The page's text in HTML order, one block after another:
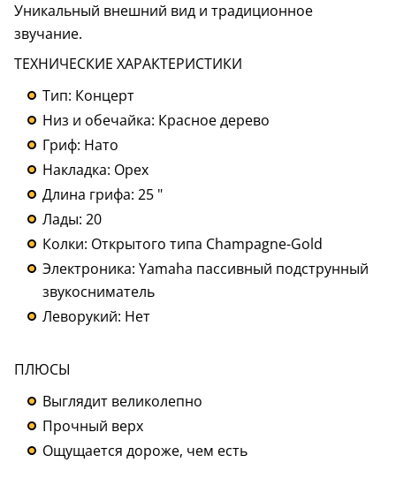
Уникальный внешний вид и традиционное
звучание.
ТЕХНИЧЕСКИЕ ХАРАКТЕРИСТИКИ
Тип: Концерт
Низ и обечайка: Красное дерево
Гриф: Нато
Накладка: Орех
Длина грифа: 25 "
Лады: 20
Колки: Открытого типа Champagne-Gold
Электроника: Yamaha пассивный подструнный
звукосниматель
Леворукий: Нет
ПЛЮСЫ
Выглядит великолепно
Прочный верх
Ощущается дороже, чем есть